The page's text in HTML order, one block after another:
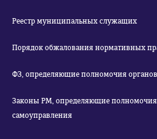
Реестр муниципальных служащих
Порядок обжалования нормативных
ФЗ, определяющие полномочия
Законы РМ, определяющие полномочия
самоуправления